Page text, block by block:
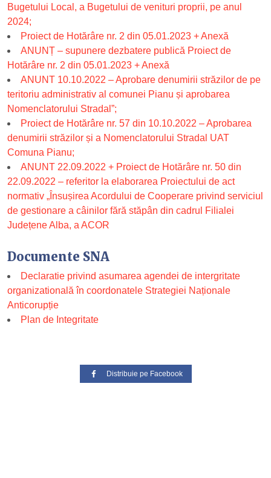
Bugetului Local, a Bugetului de venituri proprii, pe anul
2024;
Proiect de Hotărâre nr. 2 din 05.01.2023 + Anexă
ANUNȚ – supunere dezbatere publică Proiect de
Hotărâre nr. 2 din 05.01.2023 + Anexă
ANUNT 10.10.2022 – Aprobare denumirii străzilor de pe
teritoriu administrativ al comunei Pianu și aprobarea
Nomenclatorului Stradal”;
Proiect de Hotărâre nr. 57 din 10.10.2022 – Aprobarea
denumirii străzilor și a Nomenclatorului Stradal UAT
Comuna Pianu;
ANUNT 22.09.2022 + Proiect de Hotărâre nr. 50 din
22.09.2022 – referitor la elaborarea Proiectului de act
normativ „Însușirea Acordului de Cooperare privind serviciul
de gestionare a câinilor fără stăpân din cadrul Filialei
Județene Alba, a ACOR
Documente SNA
Declaratie privind asumarea agendei de intergritate
organizatională în coordonatele Strategiei Naționale
Anticorupție
Plan de Integritate
Distribuie pe Facebook